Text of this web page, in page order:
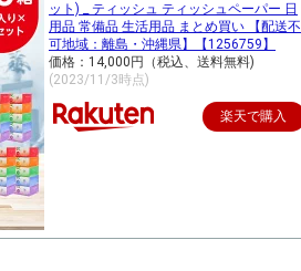
ット) _ ティッシュ ティッシュペーパー 日
用品 常備品 生活用品 まとめ買い 【配送不
可地域：離島・沖縄県】【1256759】
価格：14,000円（税込、送料無料)
(2023/11/3時点)
楽天で購入